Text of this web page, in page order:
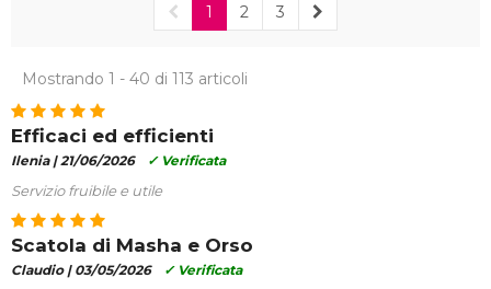
1 2 3
Mostrando 1 - 40 di 113 articoli
Efficaci ed efficienti
Ilenia |21/06/2026 ✓ Verificata
Servizio fruibile e utile
Scatola di Masha e Orso
Claudio | 03/05/2026 ✓ Verificata